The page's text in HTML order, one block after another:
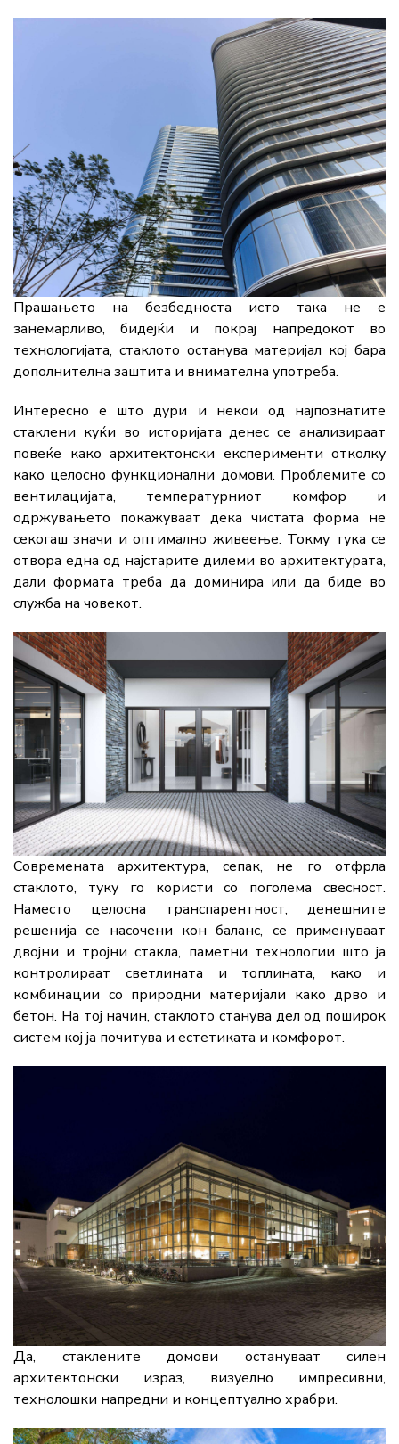
Прашањето на безбедноста исто така не е
занемарливо, бидејќи и покрај напредокот во
технологијата, стаклото останува материјал кој бара
дополнителна заштита и внимателна употреба.
Интересно е што дури и некои од најпознатите
стаклени куќи во историјата денес се анализираат
повеќе како архитектонски експерименти отколку
како целосно функционални домови. Проблемите со
вентилацијата, температурниот комфор и
одржувањето покажуваат дека чистата форма не
секогаш значи и оптимално живеење. Токму тука се
отвора една од најстарите дилеми во архитектурата,
дали формата треба да доминира или да биде во
служба на човекот.
Современата архитектура, сепак, не го отфрла
стаклото, туку го користи со поголема свесност.
Наместо целосна транспарентност, денешните
решенија се насочени кон баланс, се применуваат
двојни и тројни стакла, паметни технологии што ја
контролираат светлината и топлината, како и
комбинации со природни материјали како дрво и
бетон. На тој начин, стаклото станува дел од поширок
систем кој ја почитува и естетиката и комфорот.
Да, стаклените домови остануваат силен
архитектонски израз, визуелно импресивни,
технолошки напредни и концептуално храбри.